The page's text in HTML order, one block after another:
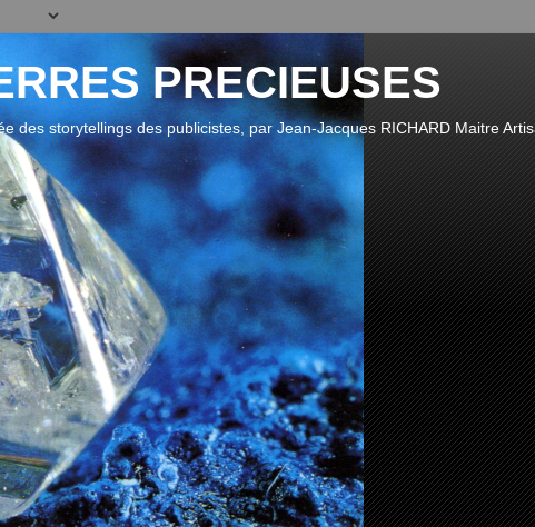
PRECIEUSES
des storytellings des publicistes, par Jean-Jacques RICHARD Maitre